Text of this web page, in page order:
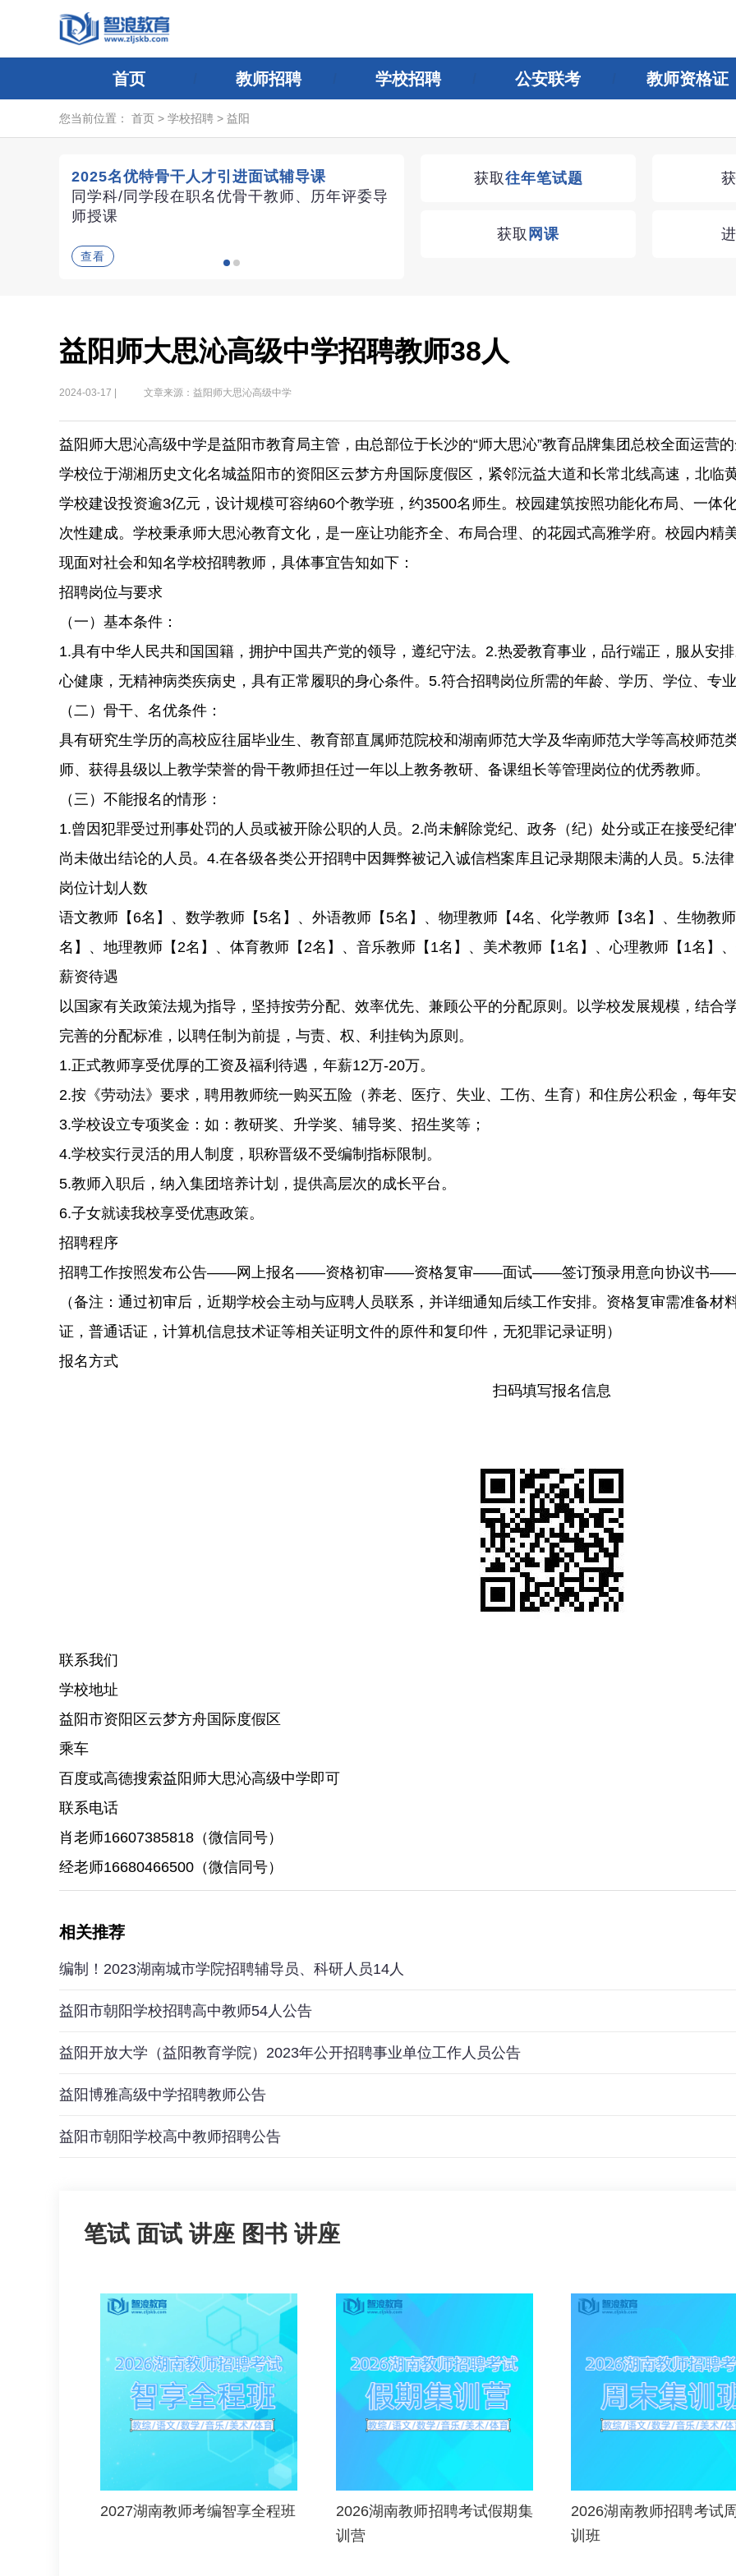
首页 教师招聘 学校招聘 公安联考 教师资格证
您当前位置： 首页 > 学校招聘 > 益阳
2025名优特骨干人才引进面试辅导课
同学科/同学段在职名优骨干教师、历年评委导
师授课
查看
湖南教师招聘考试优学无忧VIP课程
获取往年笔试题
获取 网课
益阳师大思沁高级中学招聘教师38人
2024-03-17 | 文章来源：益阳师大思沁高级中学
益阳师大思沁高级中学是益阳市教育局主管，由总部位于长沙的“师大思沁”教育品牌集团总校全面运营的
学校位于湖湘历史文化名城益阳市的资阳区云梦方舟国际度假区，紧邻沅益大道和长常北线高速，北临
学校建设投资逾3亿元，设计规模可容纳60个教学班，约3500名师生。校园建筑按照功能化布局、一体
次性建成。学校秉承师大思沁教育文化，是一座让功能齐全、布局合理、的花园式高雅学府。校园内精
现面对社会和知名学校招聘教师，具体事宜告知如下：
招聘岗位与要求
（一）基本条件：
1.具有中华人民共和国国籍，拥护中国共产党的领导，遵纪守法。2.热爱教育事业，品行端正，服从安
心健康，无精神病类疾病史，具有正常履职的身心条件。5.符合招聘岗位所需的年龄、学历、学位、专业
（二）骨干、名优条件：
具有研究生学历的高校应往届毕业生、教育部直属师范院校和湖南师范大学及华南师范大学等高校师范
师、获得县级以上教学荣誉的骨干教师担任过一年以上教务教研、备课组长等管理岗位的优秀教师。
（三）不能报名的情形：
1.曾因犯罪受过刑事处罚的人员或被开除公职的人员。2.尚未解除党纪、政务（纪）处分或正在接受纪
尚未做出结论的人员。4.在各级各类公开招聘中因舞弊被记入诚信档案库且记录期限未满的人员。5.法
岗位计划人数
语文教师【6名】、数学教师【5名】、外语教师【5名】、物理教师【4名、化学教师【3名】、生物教
名】、地理教师【2名】、体育教师【2名】、音乐教师【1名】、美术教师【1名】、心理教师【1名】、
薪资待遇
以国家有关政策法规为指导，坚持按劳分配、效率优先、兼顾公平的分配原则。以学校发展规模，结合
完善的分配标准，以聘任制为前提，与责、权、利挂钩为原则。
1.正式教师享受优厚的工资及福利待遇，年薪12万-20万。
2.按《劳动法》要求，聘用教师统一购买五险（养老、医疗、失业、工伤、生育）和住房公积金，每年
3.学校设立专项奖金：如：教研奖、升学奖、辅导奖、招生奖等；
4.学校实行灵活的用人制度，职称晋级不受编制指标限制。
5.教师入职后，纳入集团培养计划，提供高层次的成长平台。
6.子女就读我校享受优惠政策。
招聘程序
招聘工作按照发布公告——网上报名——资格初审——资格复审——面试——签订预录用意向协议书——
（备注：通过初审后，近期学校会主动与应聘人员联系，并详细通知后续工作安排。资格复审需准备
证，普通话证，计算机信息技术证等相关证明文件的原件和复印件，无犯罪记录证明）
报名方式
扫码填写报名信息
联系我们
学校地址
益阳市资阳区云梦方舟国际度假区
乘车
百度或高德搜索益阳师大思沁高级中学即可
联系电话
肖老师16607385818（微信同号）
经老师16680466500（微信同号）
相关推荐
编制！2023湖南城市学院招聘辅导员、科研人员14人
益阳市朝阳学校招聘高中教师54人公告
益阳开放大学（益阳教育学院）2023年公开招聘事业单位工作人员公告
益阳博雅高级中学招聘教师公告
益阳市朝阳学校高中教师招聘公告
笔试 面试 讲座 图书 讲座
2027湖南教师考编智享全程班
2026湖南教师招聘考试假期集
训营
2026湖南教师招聘考试
训班